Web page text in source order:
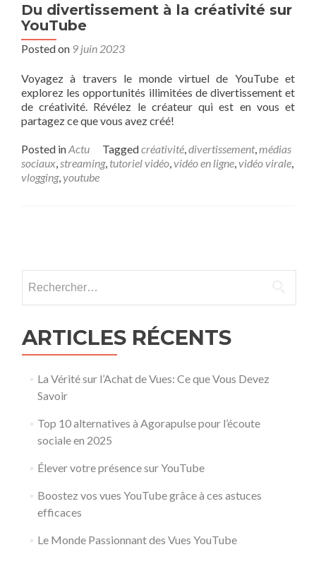
Du divertissement à la créativité sur
YouTube
Posted on 9 juin 2023
Voyagez à travers le monde virtuel de YouTube et
explorez les opportunités illimitées de divertissement et
de créativité. Révélez le créateur qui est en vous et
partagez ce que vous avez créé!
Posted inActu Taggedcréativité,divertissement,médias
sociaux,streaming, tutoriel vidéo,vidéo en ligne,vidéo virale,
vlogging,youtube
ARTICLES RÉCENTS
La Vérité sur l’Achat de Vues: Ce que Vous Devez
Savoir
Top 10 alternatives à Agorapulse pour l’écoute
sociale en 2025
Élever votre présence sur YouTube
Boostez vos vues YouTube grâce à ces astuces
efficaces
Le Monde Passionnant des Vues YouTube